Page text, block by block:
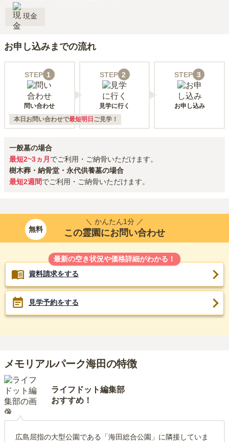
現金
お申し込みまでの流れ
STEP 1
問い合わせ
STEP 2
見学に行く
STEP 3
お申し込み
本日お問い合わせで最短明日 ご見学！
一般墓の場合
最短2~3ヵ月 でご利用・ご納骨いただけます。
樹木葬・納骨堂・永代供養墓の場合
最短2週間でご利用・ご納骨いただけます。
無料
＼ かんたん1分 ／
この霊園にお問い合わせ
最新の空き状況や価格詳細がわかる！
資料請求をする
見学予約をする
メモリアルパーク海田の特徴
ライフドット編集部
おすすめ！
広島屈指の大型公園である「海田総合公園」に隣接していま